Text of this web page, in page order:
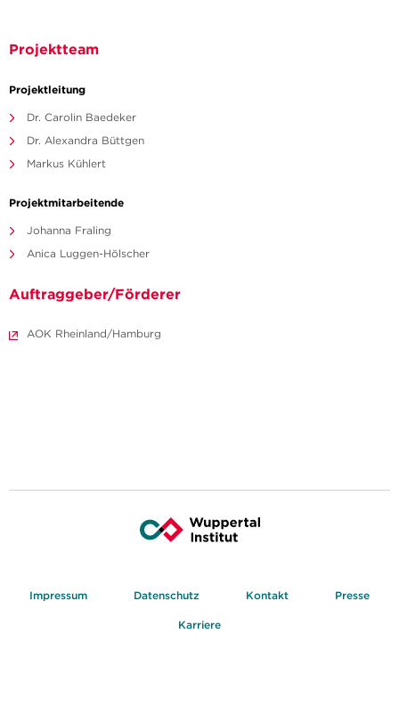
Projektteam
Projektleitung
Dr. Carolin Baedeker
Dr. Alexandra Büttgen
Markus Kühlert
Projektmitarbeitende
Johanna Fraling
Anica Luggen-Hölscher
Auftraggeber/Förderer
AOK Rheinland/Hamburg
Impressum Datenschutz Kontakt Presse
Karriere